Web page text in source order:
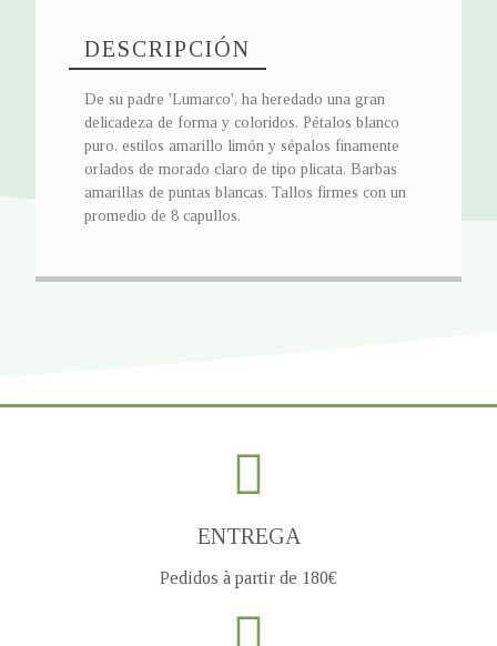
DESCRIPCIÓN
De su padre 'Lumarco', ha heredado una gran
delicadeza de forma y coloridos. Pétalos blanco
puro, estilos amarillo limón y sépalos finamente
orlados de morado claro de tipo plicata. Barbas
amarillas de puntas blancas. Tallos firmes con un
promedio de 8 capullos.
ENTREGA
Pedidos à partir de 180€